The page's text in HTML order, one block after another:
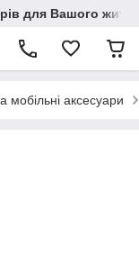
для Вашого
мобільні аксесуари